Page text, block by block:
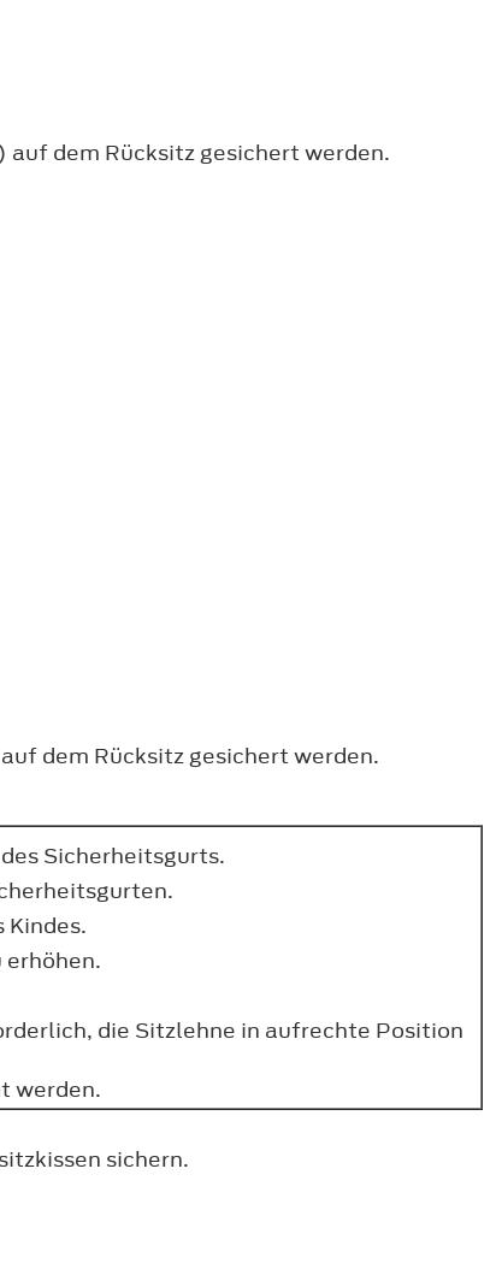
dem Rücksitz gesichert werden.
dem Rücksitz gesichert werden.
Sicherheitsgurts.
erhöhen.
die Sitzlehne in aufrechte Position
werden.
sichern.